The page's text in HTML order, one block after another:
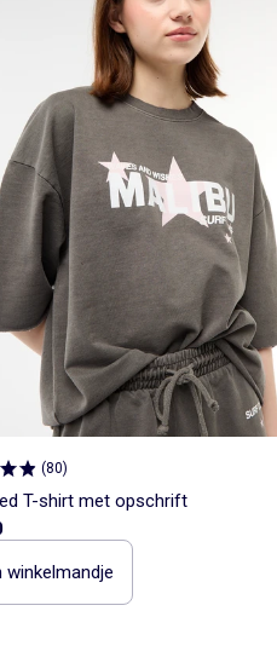
(80)
T-shirt met opschrift
winkelmandje